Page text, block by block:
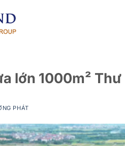
lớn 1000m² Thư
PHÁT